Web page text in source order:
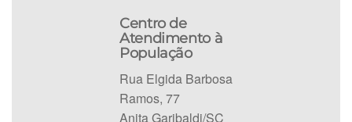
Centro de
Atendimento à
População
Rua Elgida Barbosa
Ramos, 77
Anita Garibaldi/SC